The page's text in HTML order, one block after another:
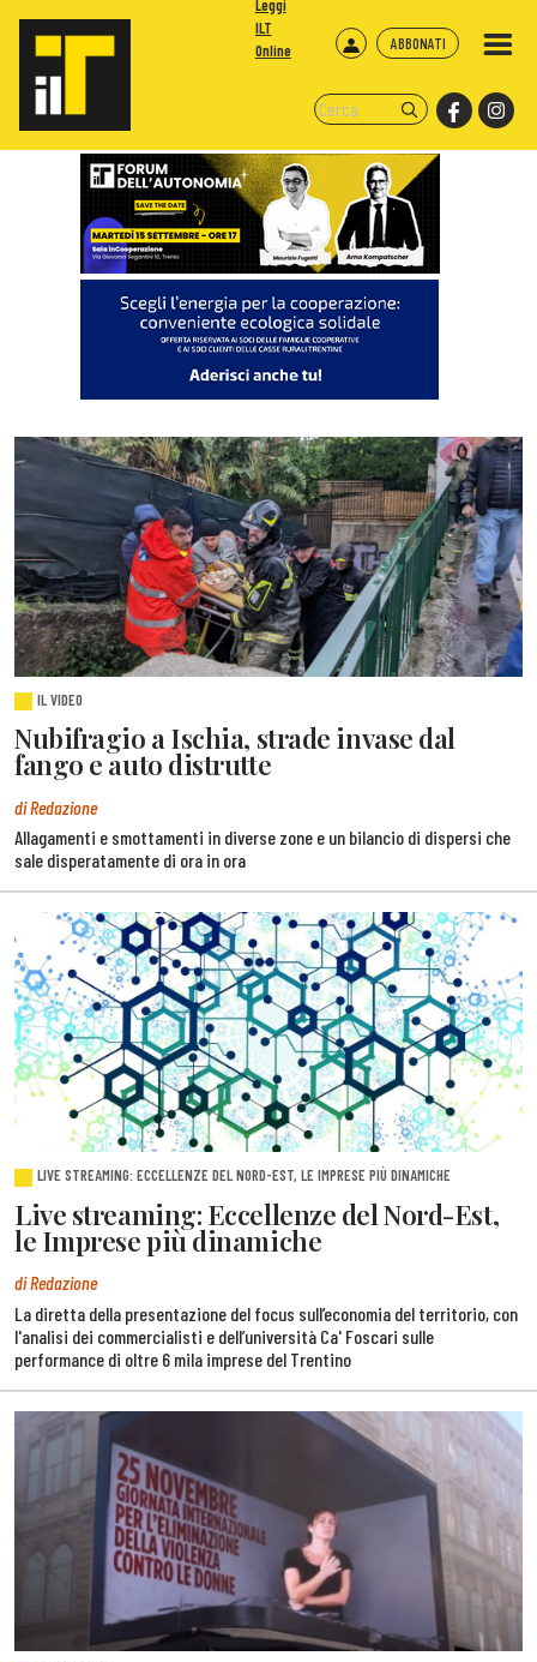
ABBONATI
Leggi
ILT
Online
IL VIDEO
Nubifragio a Ischia, strade invase dal
fango e auto distrutte
di Redazione
Allagamenti e smottamenti in diverse zone e un bilancio di dispersi che
sale disperatamente di ora in ora
LIVE STREAMING: ECCELLENZE DEL NORD-EST, LE IMPRESE PIÙ DINAMICHE
Live streaming: Eccellenze del Nord-Est,
le Imprese più dinamiche
di Redazione
La diretta della presentazione del focus sull’economia del territorio, con
l'analisi dei commercialisti e dell’università Ca' Foscari sulle
performance di oltre 6 mila imprese del Trentino